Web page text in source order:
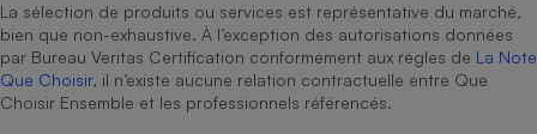
La sélection de produits ou services est représentative du marché,
bien que non-exhaustive. À l’exception des autorisations données
par Bureau Veritas Certification conformément aux règles de La Note
Que Choisir, il n’existe aucune relation contractuelle entre Que
Choisir Ensemble et les professionnels référencés.